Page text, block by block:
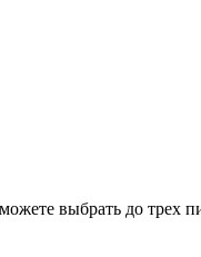
выбрать до